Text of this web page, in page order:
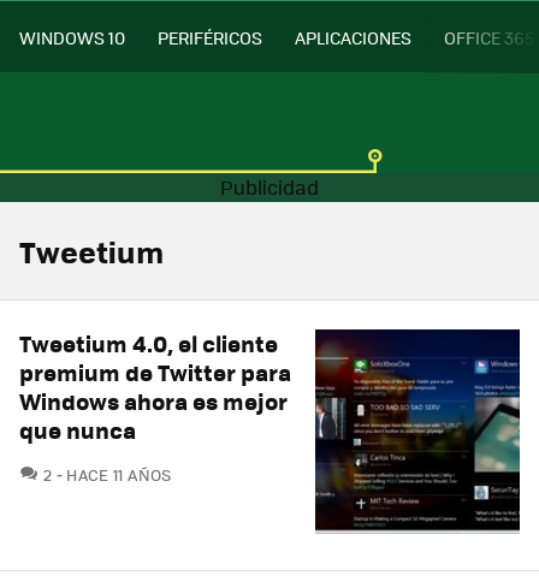
WINDOWS 10 PERIFÉRICOS APLICACIONES OFFICE 365
Tweetium
Tweetium 4.0, el cliente
premium de Twitter para
Windows ahora es mejor
que nunca
2 COMENTARIOS
HACE 11 AÑOS